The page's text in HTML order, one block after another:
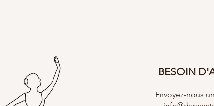
BESOIN
Envoyez-nous